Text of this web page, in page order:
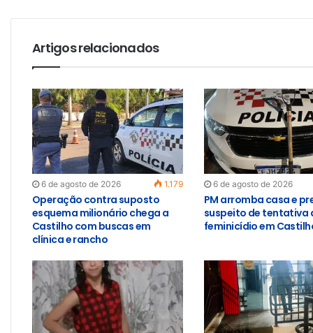
Artigos relacionados
6 de agosto de 2026 1.179
Operação contra suposto
esquema milionário chega a
Castilho com buscas em
clínica e rancho
6 de agosto de 2026
PM arromba casa e
suspeito de tentativa
feminicídio em